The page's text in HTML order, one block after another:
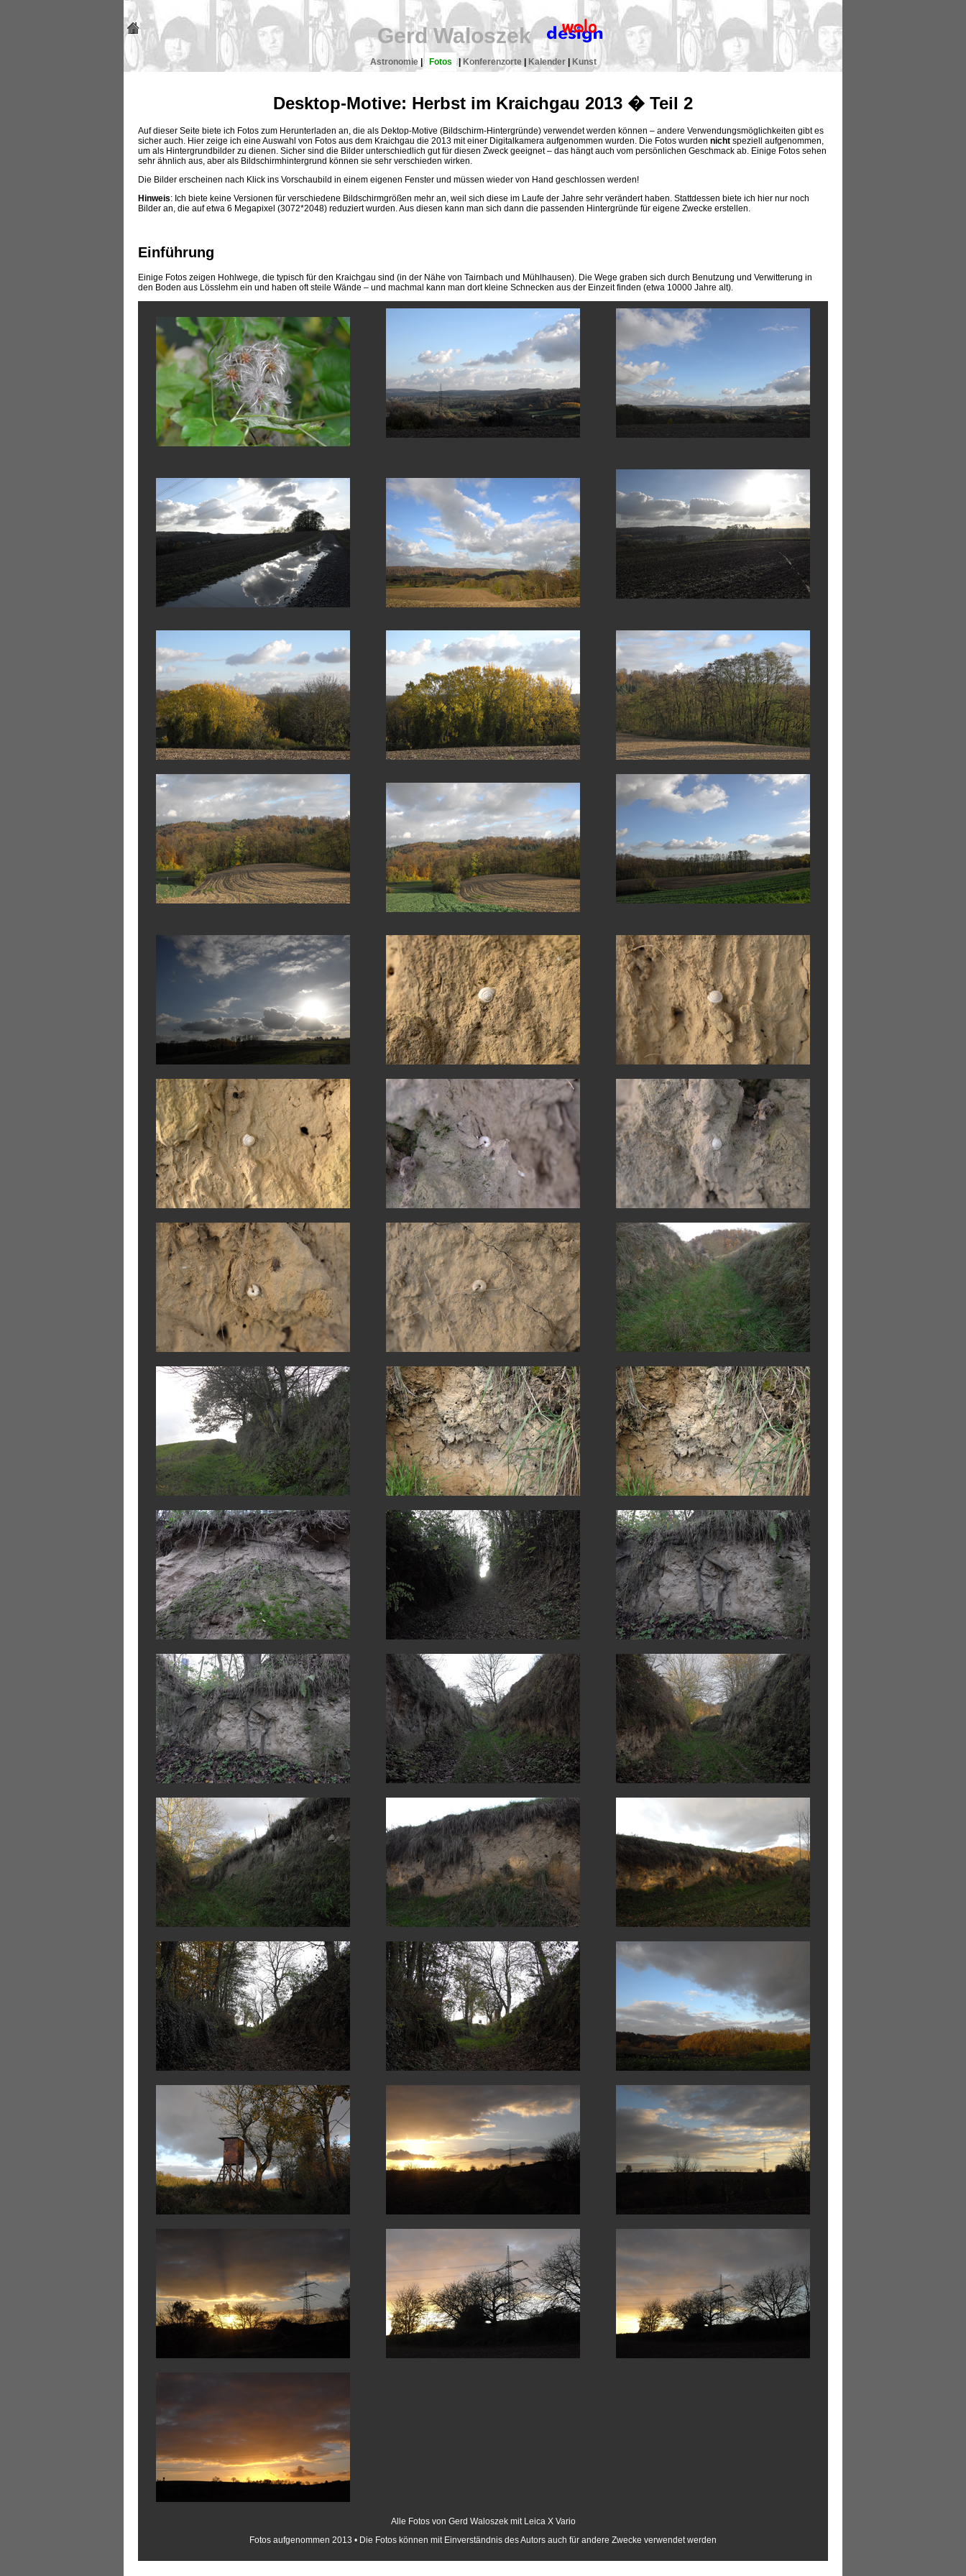
Gerd Waloszek
Astronomie| Fotos | Konferenzorte| Kalender| Kunst
Desktop-Motive: Herbst im Kraichgau 2013 � Teil 2
Auf dieser Seite biete ich Fotos zum Herunterladen an, die als Dektop-Motive (Bildschirm-Hintergründe) verwendet werden können – andere Verwendungsmöglichkeiten gibt es
sicher auch. Hier zeige ich eine Auswahl von Fotos aus dem Kraichgau die 2013 mit einer Digitalkamera aufgenommen wurden. Die Fotos wurden nicht speziell aufgenommen,
um als Hintergrundbilder zu dienen. Sicher sind die Bilder unterschiedlich gut für diesen Zweck geeignet – das hängt auch vom persönlichen Geschmack ab. Einige Fotos sehen
sehr ähnlich aus, aber als Bildschirmhintergrund können sie sehr verschieden wirken.
Die Bilder erscheinen nach Klick ins Vorschaubild in einem eigenen Fenster und müssen wieder von Hand geschlossen werden!
Hinweis: Ich biete keine Versionen für verschiedene Bildschirmgrößen mehr an, weil sich diese im Laufe der Jahre sehr verändert haben. Stattdessen biete ich hier nur noch
Bilder an, die auf etwa 6 Megapixel (3072*2048) reduziert wurden. Aus diesen kann man sich dann die passenden Hintergründe für eigene Zwecke erstellen.
Einführung
Einige Fotos zeigen Hohlwege, die typisch für den Kraichgau sind (in der Nähe von Tairnbach und Mühlhausen). Die Wege graben sich durch Benutzung und Verwitterung in
den Boden aus Lösslehm ein und haben oft steile Wände – und machmal kann man dort kleine Schnecken aus der Einzeit finden (etwa 10000 Jahre alt).
Alle Fotos von Gerd Waloszek mit Leica X Vario
Fotos aufgenommen 2013 • Die Fotos können mit Einverständnis des Autors auch für andere Zwecke verwendet werden